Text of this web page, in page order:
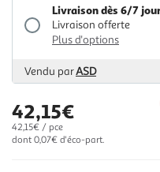
Livraison dès 6/7
Livraison offerte
Plus d'options
Vendu parASD
42,15€
42,15€ / pce
dont 0,07€ d'éco-part.